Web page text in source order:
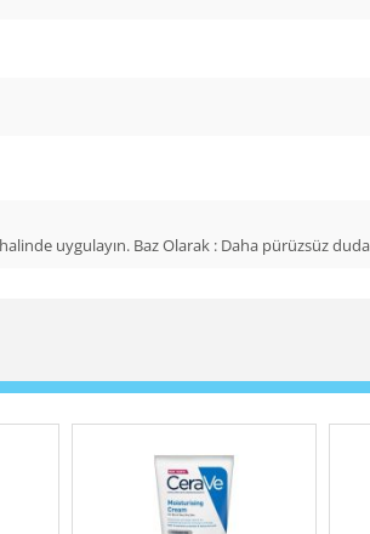
uygulayın. Baz Olarak : Daha pürüzsüz